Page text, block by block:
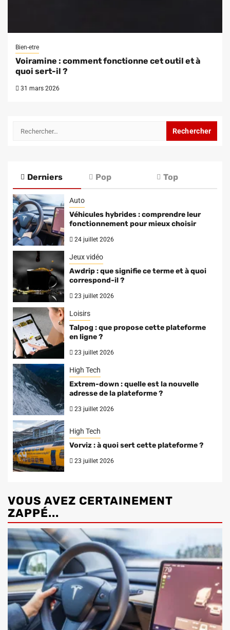
Bien-etre
Voiramine : comment fonctionne cet outil et à
quoi sert-il ?
31 mars 2026
Rechercher :
Derniers Pop Top
Auto
Véhicules hybrides : comprendre leur
fonctionnement pour mieux choisir
24 juillet 2026
Jeux vidéo
Awdrip : que signifie ce terme et à quoi
correspond-il ?
23 juillet 2026
Loisirs
Talpog : que propose cette plateforme
en ligne ?
23 juillet 2026
High Tech
Extrem-down : quelle est la nouvelle
adresse de la plateforme ?
23 juillet 2026
High Tech
Vorviz : à quoi sert cette plateforme ?
23 juillet 2026
VOUS AVEZ CERTAINEMENT
ZAPPÉ...